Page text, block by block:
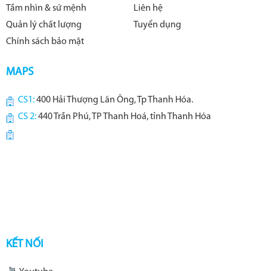
Tầm nhìn & sứ mệnh
Liên hệ
Quản lý chất lượng
Tuyển dụng
Chính sách bảo mật
MAPS
CS1:400 Hải Thượng Lãn Ông, Tp Thanh Hóa.
CS 2:440 Trần Phú, TP Thanh Hoá, tỉnh Thanh Hóa
KẾT NỐI